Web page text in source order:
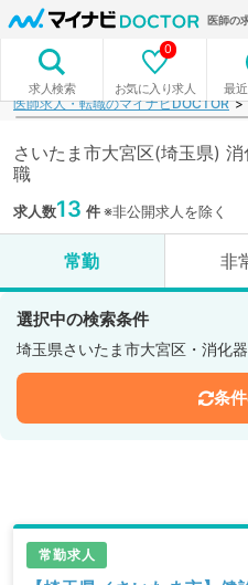
医師の
求人検索 お気に入り求人
0
最
医師求人・転職のマイナビDOCTOR
さいたま市大宮区(埼玉県)
職
求人数13 件※非公開求人を除く
常勤 非
選択中の検索条件
埼玉県さいたま市大宮区・消化
条
常勤求人